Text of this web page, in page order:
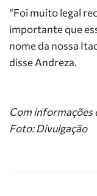
“Foi muito legal
importante que
nome da nossa
disse Andreza.
Com informações
Foto: Divulgação